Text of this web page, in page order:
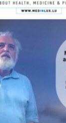
le disque
trop riche
réels, mais
testé à l’hôpital